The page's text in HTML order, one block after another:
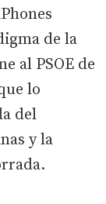
de la
al PSOE de
lo
del
y la